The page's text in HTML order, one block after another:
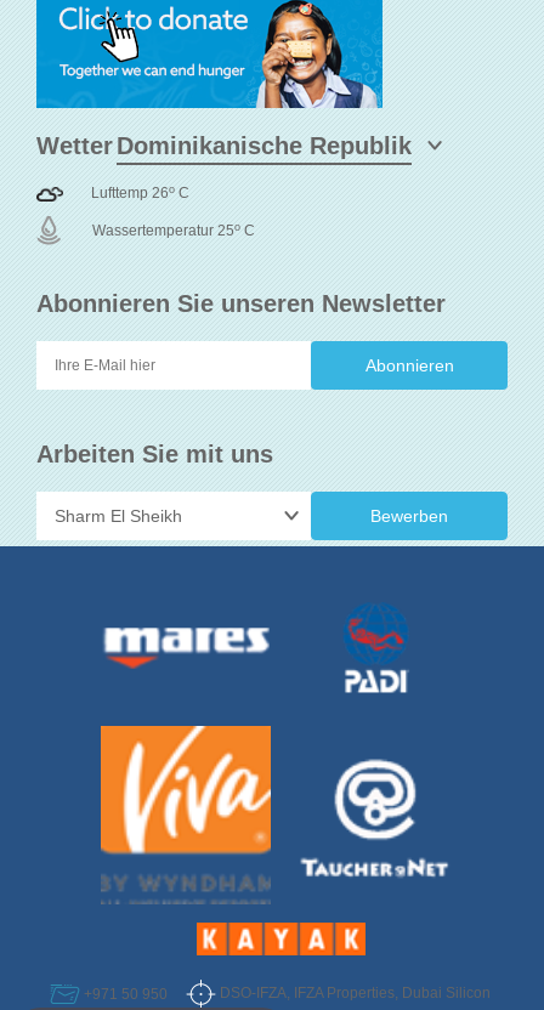
Abonnieren Sie unseren Newsletter
Arbeiten Sie mit uns
Bewerben
Wetter
Lufttemp 26o C
Wassertemperatur 25o C
+971 50 950
DSO-IFZA, IFZA Properties, Dubai Silicon